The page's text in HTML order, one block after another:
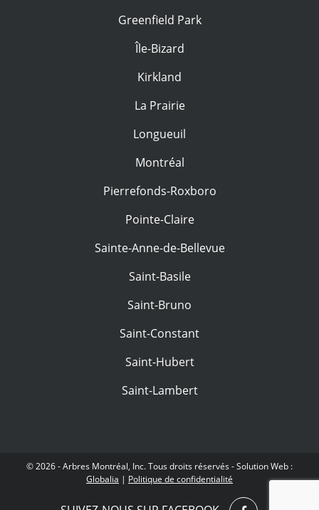
Greenfield Park
Île-Bizard
Kirkland
La Prairie
Longueuil
Montréal
Pierrefonds-Roxboro
Pointe-Claire
Sainte-Anne-de-Bellevue
Saint-Basile
Saint-Bruno
Saint-Constant
Saint-Hubert
Saint-Lambert
© 2026 - Arbres Montréal, Inc. Tous droits réservés - Solution Web :
Globalia | Politique de confidentialité